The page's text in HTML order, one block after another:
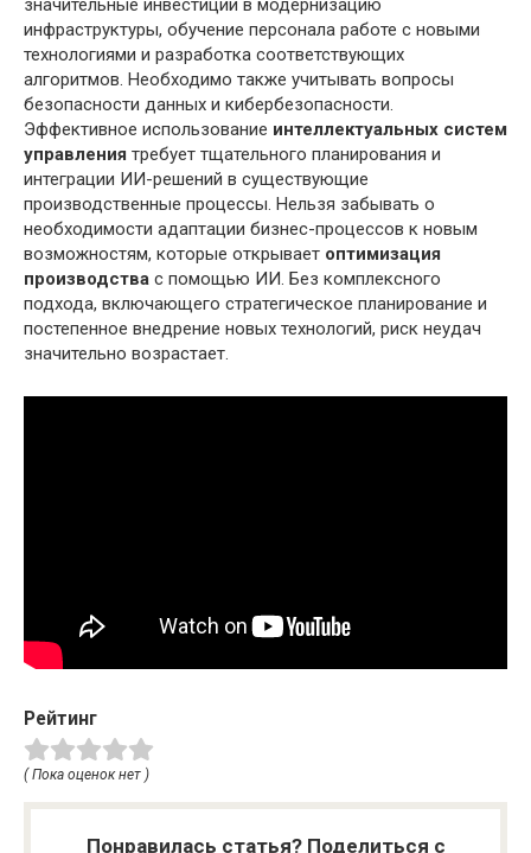
значительные инвестиции в модернизацию
инфраструктуры, обучение персонала работе с новыми
технологиями и разработка соответствующих
алгоритмов. Необходимо также учитывать вопросы
безопасности данных и кибербезопасности.
Эффективное использование интеллектуальных систем
управления требует тщательного планирования и
интеграции ИИ-решений в существующие
производственные процессы. Нельзя забывать о
необходимости адаптации бизнес-процессов к новым
возможностям, которые открывает оптимизация
производства с помощью ИИ. Без комплексного
подхода, включающего стратегическое планирование и
постепенное внедрение новых технологий, риск неудач
значительно возрастает.
Рейтинг
( Пока оценок нет )
Понравилась статья? Поделиться с